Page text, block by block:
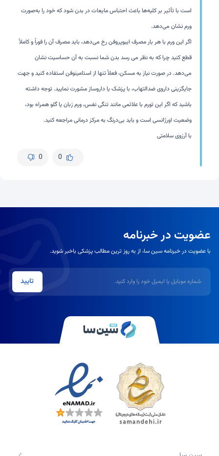
است با تأثیر بر کلیه‌ها باعث احتباس مایعات در بدن شود که خود را به‌صورت
ورم نشان می‌دهد.
اگر این ورم با هر بار مصرف ایبوپروفن رخ می‌دهد، باید مصرف آن را فوراً و کاملاً
قطع کنید چرا که به نظر می رسد بدن شما نسبت به آن حساسیت نشان
می‌دهد. در صورت نیاز به مسکن، فعلاً تنها از استامینوفن استفاده کنید و جهت
جایگزینی داروی ضدالتهاب، با پزشک یا داروساز مشورت نمایید. توجه داشته
باشید که اگر این تورم با علائمی مانند تنگی نفس، ورم زبان یا گلو همراه بود،
وضعیت اورژانسی است و باید بی‌درنگ به مرکز درمانی مراجعه کنید.
با آرزوی سلامتی
0
0
عضویت در خبرنامه
با عضویت در خبرنامه سین سا، از به روز ترین مطالب پزشکی باخبر شوید.
شماره موبایل یا ایمیل
تایید